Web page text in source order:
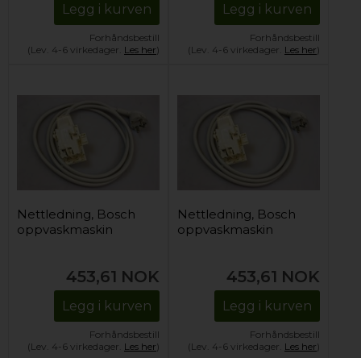
Legg i kurven
Forhåndsbestill
(Lev. 4-6 virkedager. Les her)
Legg i kurven
Forhåndsbestill
(Lev. 4-6 virkedager. Les her)
Nettledning, Bosch
oppvaskmaskin
453,61 NOK
Legg i kurven
Forhåndsbestill
(Lev. 4-6 virkedager. Les her)
Nettledning, Bosch
oppvaskmaskin
453,61 NOK
Legg i kurven
Forhåndsbestill
(Lev. 4-6 virkedager. Les her)